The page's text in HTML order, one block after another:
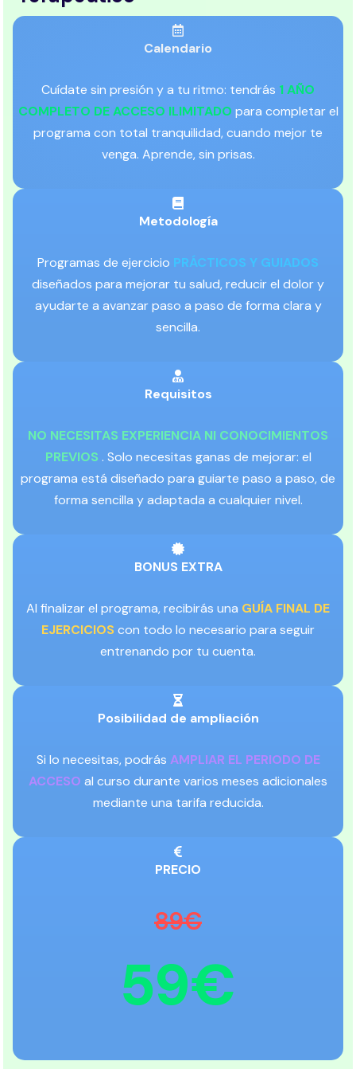
Calendario
Cuídate sin presión y a tu ritmo: tendrás 1 AÑO
COMPLETO DE ACCESO ILIMITADO para completar el
programa con total tranquilidad, cuando mejor te
venga. Aprende, sin prisas.
Metodología
Programas de ejercicio PRÁCTICOS Y GUIADOS
diseñados para mejorar tu salud, reducir el dolor y
ayudarte a avanzar paso a paso de forma clara y
sencilla.
Requisitos
NO NECESITAS EXPERIENCIA NI CONOCIMIENTOS
PREVIOS . Solo necesitas ganas de mejorar: el
programa está diseñado para guiarte paso a paso, de
forma sencilla y adaptada a cualquier nivel.
BONUS EXTRA
Al finalizar el programa, recibirás una GUÍA FINAL DE
EJERCICIOS con todo lo necesario para seguir
entrenando por tu cuenta.
Posibilidad de ampliación
Si lo necesitas, podrás AMPLIAR EL PERIODO DE
ACCESO al curso durante varios meses adicionales
mediante una tarifa reducida.
PRECIO
89€
59€